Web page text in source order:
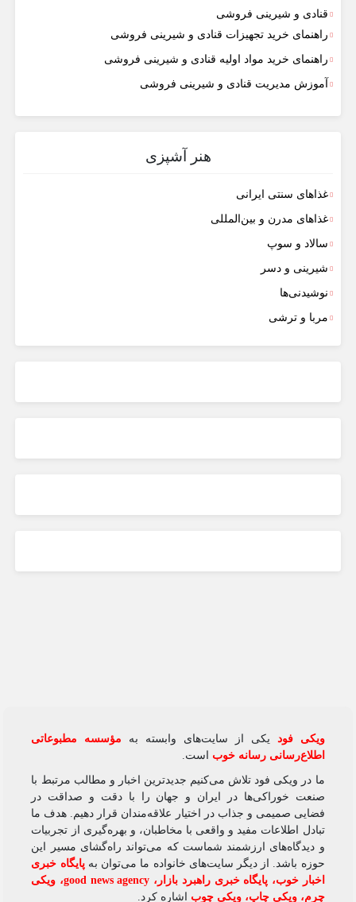
قنادی و شیرینی فروشی
راهنمای خرید تجهیزات قنادی و شیرینی فروشی
راهنمای خرید مواد اولیه قنادی و شیرینی فروشی
آموزش مدیریت قنادی و شیرینی فروشی
هنر آشپزی
غذاهای سنتی ایرانی
غذاهای مدرن و بین‌المللی
سالاد و سوپ
شیرینی و دسر
نوشیدنی‌ها
مربا و ترشی
ویکی‌ فودیکی از سایت‌های وابسته به
مؤسسه مطبوعاتی
اطلاع‌رسانی رسانه خوباست.
ما در ویکی‌ فود تلاش می‌کنیم جدیدترین اخبار و مطالب مرتبط با
صنعت خوراکی‌ها در ایران و جهان را با دقت و صداقت در
فضایی صمیمی و جذاب در اختیار علاقه‌مندان قرار دهیم. هدف ما
تبادل اطلاعات مفید و واقعی با مخاطبان، و بهره‌گیری از تجربیات
و دیدگاه‌های ارزشمند شماست که می‌تواند راه‌گشای مسیر این
حوزه باشد. از دیگر سایت‌های خانواده ما می‌توان بهپایگاه خبری
اخبار خوب،پایگاه خبری راهبرد بازار ،good news agency،ویکی
چرم،ویکی چاپ،ویکی چوباشاره کرد.